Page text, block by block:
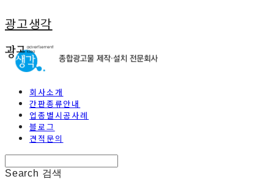
광고생각
회사소개
간판종류안내
업종별시공사례
블로그
견적문의
Search 검색